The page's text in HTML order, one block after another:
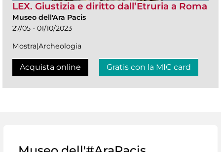
LEX. Giustizia e diritto dall’Etruria a Roma
Museo dell'Ara Pacis
27/05 - 01/10/2023
Mostra|Archeologia
Acquista online Gratis con la MIC card